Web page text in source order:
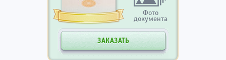
Фото
документа
ЗАКАЗАТЬ